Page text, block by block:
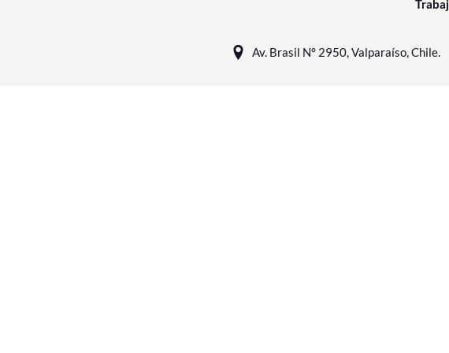
Av. Brasil N° 2950, Valparaíso, Chile.